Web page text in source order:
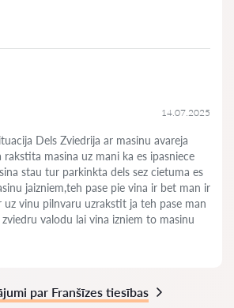
14.07.2025
Dels Zviedrija ar masinu avareja
masina uz mani ka es ipasniece
stau tur parkinkta dels sez cietuma es
jaizniem,teh pase pie vina ir bet man ir
uz vinu pilnvaru uzrakstit ja teh pase man
valodu lai vina izniem to masinu
par Franšīzes tiesības